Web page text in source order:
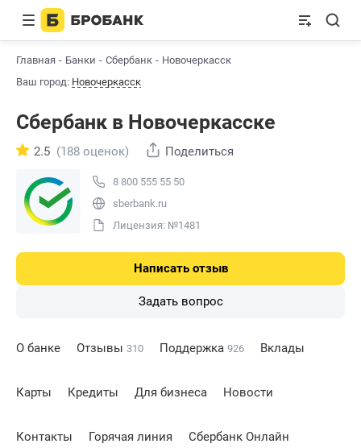
Главная Банки Сбербанк
Новочеркасск
Ваш город: Новочеркасск
Сбербанк в Новочеркасске
8 800 555 55 50
sberbank.ru
Лицензия: №1481
2.5 (188 оценок) Поделиться
Написать отзыв
Задать вопрос
О банке Отзывы 310 Поддержка 926 Вклады
Карты Кредиты Для бизнеса Новости
Контакты Горячая линия Сбербанк Онлайн